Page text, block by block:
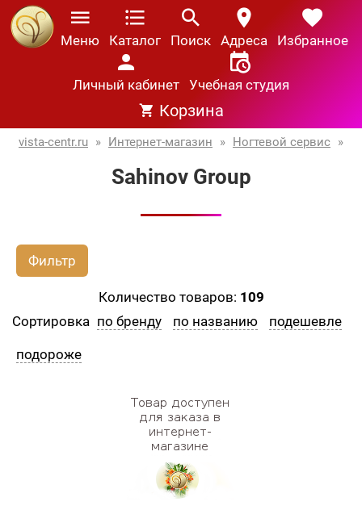
Меню Каталог Поиск Адреса Избранное
Личный кабинет Учебная студия
Корзина
vista-centr.ru » Интернет-магазин » Ногтевой сервис »
Sahinov Group
Фильтр
Количество товаров: 109
Сортировка по бренду по названию подешевле
подороже